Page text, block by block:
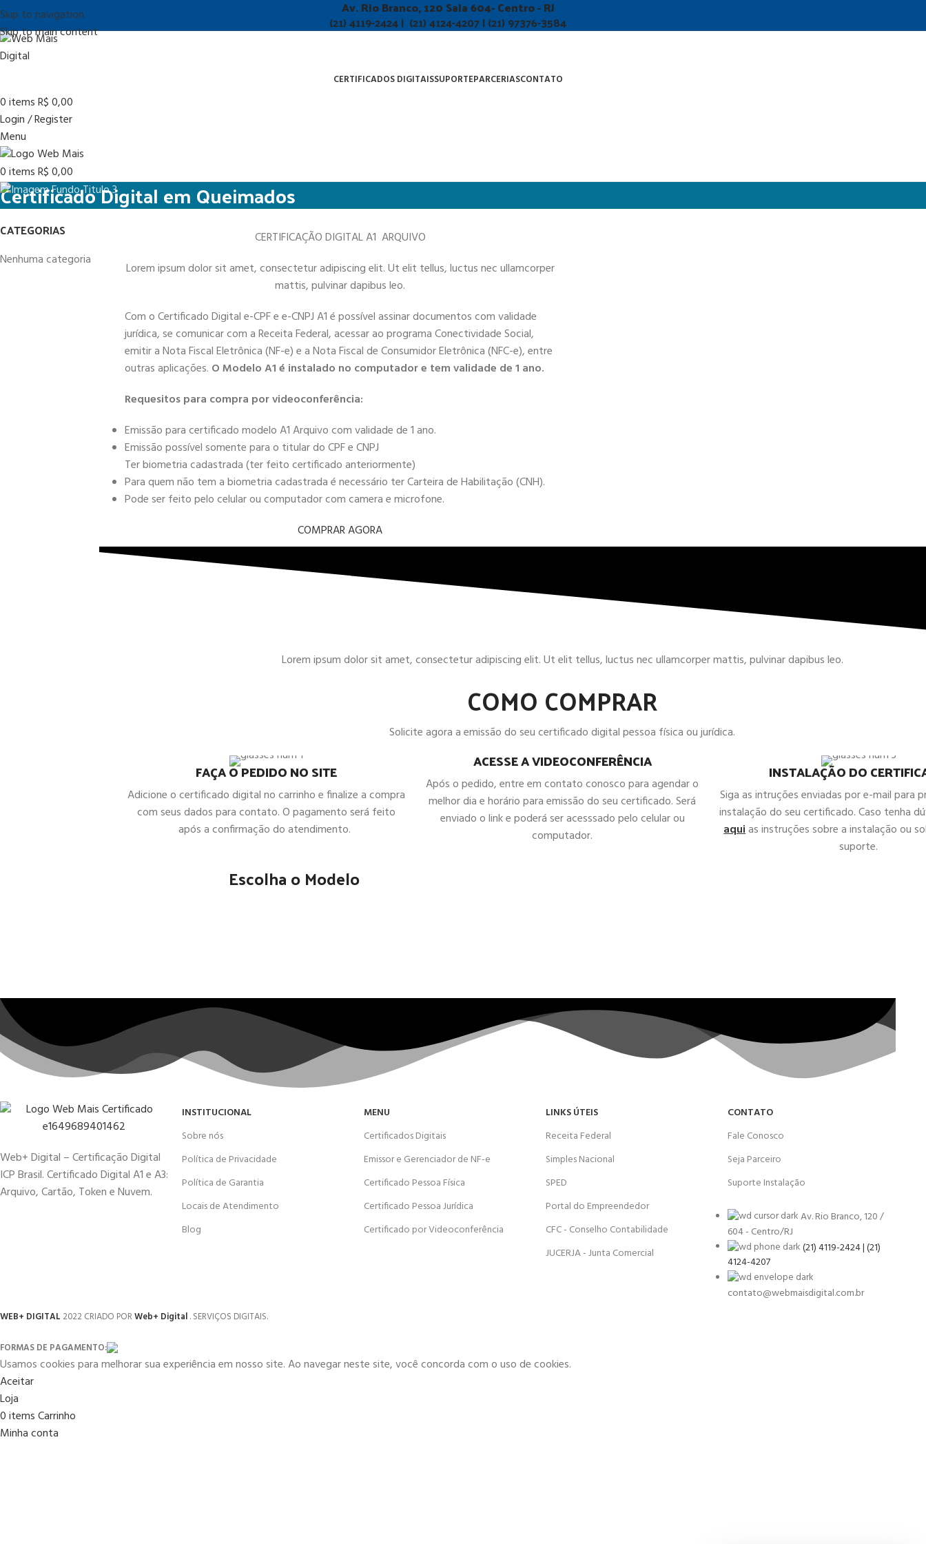
Skip to navigation
Skip to main content
Av. Rio Branco, 120 Sala 604- Centro - RJ
(21) 4119-2424 | (21) 4124-4207 | (21) 97376-3584
CERTIFICADOS DIGITAISSUPORTEPARCERIASCONTATO
0itemsR$0,00
Login / Register
Menu
0itemsR$0,00
Certificado Digital em Queimados
CATEGORIAS
Nenhuma categoria
CERTIFICAÇÃO DIGITAL A1 ARQUIVO
Lorem ipsum dolor sit amet, consectetur adipiscing elit. Ut elit tellus, luctus nec ullamcorper
mattis, pulvinar dapibus leo.
Com o Certificado Digital e-CPF e e-CNPJ A1 é possível assinar documentos com validade
jurídica, se comunicar com a Receita Federal, acessar ao programa Conectividade Social,
emitir a Nota Fiscal Eletrônica (NF-e) e a Nota Fiscal de Consumidor Eletrônica (NFC-e), entre
outras aplicações. O Modelo A1 é instalado no computador e tem validade de 1 ano.
Requesitos para compra por videoconferência:
Emissão para certificado modelo A1 Arquivo com validade de 1 ano.
Emissão possível somente para o titular do CPF e CNPJ
Ter biometria cadastrada (ter feito certificado anteriormente)
Para quem não tem a biometria cadastrada é necessário ter Carteira de Habilitação (CNH).
Pode ser feito pelo celular ou computador com camera e microfone.
COMPRAR AGORA
Lorem ipsum dolor sit amet, consectetur adipiscing elit. Ut elit tellus, luctus nec ullamcorper mattis, pulvinar dapibus leo.
COMO COMPRAR
Solicite agora a emissão do seu certificado digital pessoa física ou jurídica.
FAÇA O PEDIDO NO SITE
Adicione o certificado digital no carrinho e finalize a compra
com seus dados para contato. O pagamento será feito
após a confirmação do atendimento.
ACESSE A VIDEOCONFERÊNCIA
Após o pedido, entre em contato conosco para agendar o
melhor dia e horário para emissão do seu certificado. Será
enviado o link e poderá ser acesssado pelo celular ou
computador.
INSTALAÇÃO DO
Siga as intruções enviadas por e-mail para
instalação do seu certificado. Caso tenha
aquias instruções sobre a instalação ou
suporte.
Escolha o Modelo
Web+ Digital – Certificação Digital
ICP Brasil. Certificado Digital A1 e A3:
Arquivo, Cartão, Token e Nuvem.
INSTITUCIONAL
Sobre nós
Política de Privacidade
Política de Garantia
Locais de Atendimento
Blog
MENU
Certificados Digitais
Emissor e Gerenciador de NF-e
Certificado Pessoa Física
Certificado Pessoa Jurídica
Certificado por Videoconferência
LINKS ÚTEIS
Receita Federal
Simples Nacional
SPED
Portal do Empreendedor
CFC - Conselho Contabilidade
JUCERJA - Junta Comercial
CONTATO
Fale Conosco
Seja Parceiro
Suporte Instalação
Av. Rio Branco, 120 /
604 - Centro/RJ
(21) 4119-2424 | (21)
4124-4207
contato@webmaisdigital.com.br
WEB+ DIGITAL 2022 CRIADO PORWeb+ Digital. SERVIÇOS DIGITAIS.
FORMAS DE PAGAMENTO:
Usamos cookies para melhorar sua experiência em nosso site. Ao navegar neste site, você concorda com o uso de cookies.
Aceitar
Loja
0itemsCarrinho
Minha conta